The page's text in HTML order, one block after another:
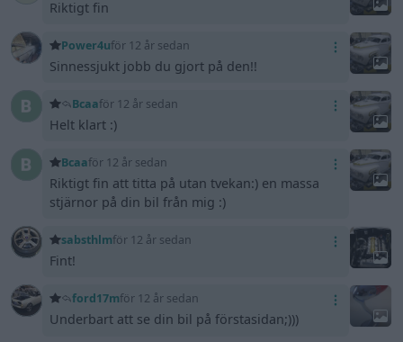
Riktigt fin
Power4uför 12 år sedan
Sinnessjukt jobb du gjort på den!!
Bcaaför 12 år sedan
Helt klart :)
Bcaaför 12 år sedan
Riktigt fin att titta på utan tvekan:) en massa
stjärnor på din bil från mig :)
sabsthlmför 12 år sedan
Fint!
ford17mför 12 år sedan
Underbart att se din bil på förstasidan;)))